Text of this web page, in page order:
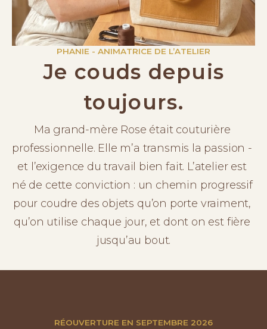
PHANIE - ANIMATRICE DE L’ATELIER
Je couds depuis
toujours.
Ma grand-mère Rose était couturière
professionnelle. Elle m’a transmis la passion -
et l’exigence du travail bien fait. L’atelier est
né de cette conviction : un chemin progressif
pour coudre des objets qu’on porte vraiment,
qu’on utilise chaque jour, et dont on est fière
jusqu’au bout.
RÉOUVERTURE EN SEPTEMBRE 2026